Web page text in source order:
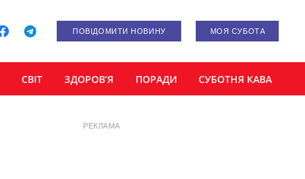
ПОВІДОМИТИ НОВИНУ МОЯ СУБОТА
СВІТ ЗДОРОВ’Я ПОРАДИ СУБОТНЯ КАВА
РЕКЛАМА